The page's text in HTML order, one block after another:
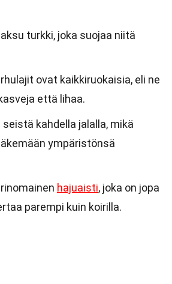
turkki, joka suojaa niitä
ovat kaikkiruokaisia, eli ne
että lihaa.
kahdella jalalla, mikä
ympäristönsä
hajuaisti, joka on jopa
parempi kuin koirilla.